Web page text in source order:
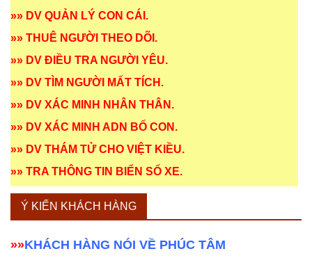
»» DV QUẢN LÝ CON CÁI .
»» THUÊ NGƯỜI THEO DÕI .
»» DV ĐIỀU TRA NGƯỜI YÊU.
»» DV TÌM NGƯỜI MẤT TÍCH .
»» DV XÁC MINH NHÂN THÂN .
»» DV XÁC MINH ADN BỐ CON .
»» DV THÁM TỬ CHO VIỆT KIỀU.
»» TRA THÔNG TIN BIỂN SỐ XE.
Ý KIẾN KHÁCH HÀNG
»»KHÁCH HÀNG NÓI VỀ PHÚC TÂM